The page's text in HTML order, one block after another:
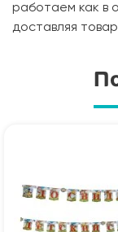
работаем как в
доставляя